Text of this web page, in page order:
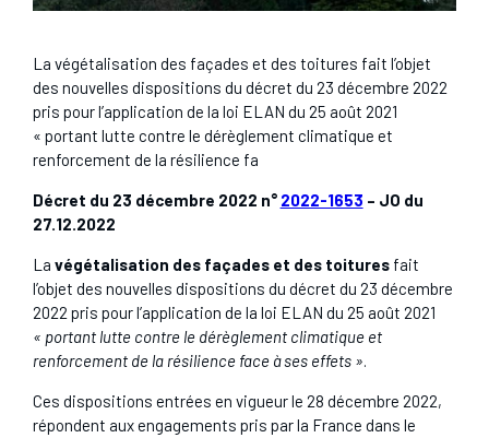
La végétalisation des façades et des toitures fait l’objet
des nouvelles dispositions du décret du 23 décembre 2022
pris pour l’application de la loi ELAN du 25 août 2021
« portant lutte contre le dérèglement climatique et
renforcement de la résilience fa
Décret du 23 décembre 2022 n° 2022-1653 – JO du
27.12.2022
La végétalisation des façades et des toituresfait
l’objet des nouvelles dispositions du décret du 23 décembre
2022 pris pour l’application de la loi ELAN du 25 août 2021
« portant lutte contre le dérèglement climatique et
renforcement de la résilience face à ses effets ».
Ces dispositions entrées en vigueur le 28 décembre 2022,
répondent aux engagements pris par la France dans le